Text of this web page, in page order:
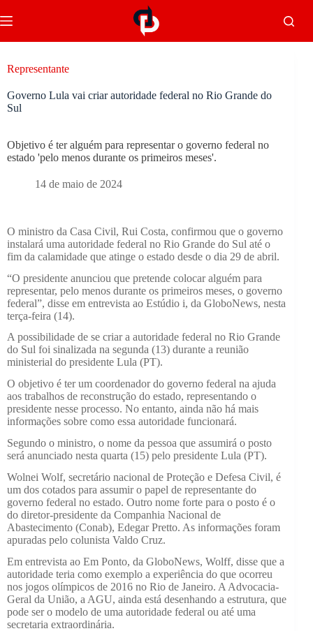
Representante
Governo Lula vai criar autoridade federal no Rio Grande do
Sul
Objetivo é ter alguém para representar o governo federal no
estado 'pelo menos durante os primeiros meses'.
14 de maio de 2024
O ministro da Casa Civil, Rui Costa, confirmou que o governo
instalará uma autoridade federal no Rio Grande do Sul até o
fim da calamidade que atinge o estado desde o dia 29 de abril.
“O presidente anunciou que pretende colocar alguém para
representar, pelo menos durante os primeiros meses, o governo
federal”, disse em entrevista ao Estúdio i, da GloboNews, nesta
terça-feira (14).
A possibilidade de se criar a autoridade federal no Rio Grande
do Sul foi sinalizada na segunda (13) durante a reunião
ministerial do presidente Lula (PT).
O objetivo é ter um coordenador do governo federal na ajuda
aos trabalhos de reconstrução do estado, representando o
presidente nesse processo. No entanto, ainda não há mais
informações sobre como essa autoridade funcionará.
Segundo o ministro, o nome da pessoa que assumirá o posto
será anunciado nesta quarta (15) pelo presidente Lula (PT).
Wolnei Wolf, secretário nacional de Proteção e Defesa Civil, é
um dos cotados para assumir o papel de representante do
governo federal no estado. Outro nome forte para o posto é o
do diretor-presidente da Companhia Nacional de
Abastecimento (Conab), Edegar Pretto. As informações foram
apuradas pelo colunista Valdo Cruz.
Em entrevista ao Em Ponto, da GloboNews, Wolff, disse que a
autoridade teria como exemplo a experiência do que ocorreu
nos jogos olímpicos de 2016 no Rio de Janeiro. A Advocacia-
Geral da União, a AGU, ainda está desenhando a estrutura, que
pode ser o modelo de uma autoridade federal ou até uma
secretaria extraordinária.